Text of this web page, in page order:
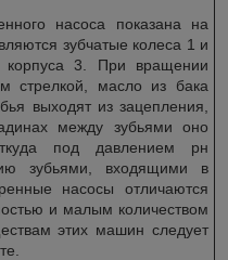
насоса показана на
зубчатые колеса 1 и
корпуса 3. При вращении
стрелкой, масло из бака
выходят из зацепления,
между зубьями оно
под давлением рн
зубьями, входящими в
насосы отличаются
и малым количеством
этих машин следует